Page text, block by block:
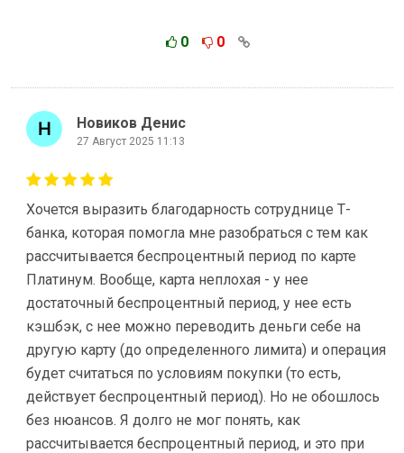
0 0
Новиков Денис
27 Август 2025 11:13
Хочется выразить благодарность сотруднице Т-
банка, которая помогла мне разобраться с тем как
рассчитывается беспроцентный период по карте
Платинум. Вообще, карта неплохая - у нее
достаточный беспроцентный период, у нее есть
кэшбэк, с нее можно переводить деньги себе на
другую карту (до определенного лимита) и операция
будет считаться по условиям покупки (то есть,
действует беспроцентный период). Но не обошлось
без нюансов. Я долго не мог понять, как
рассчитывается беспроцентный период, и это при